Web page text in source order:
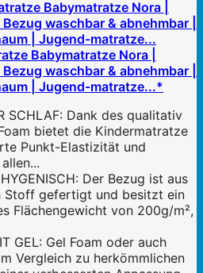
Babymatratze Nora |
waschbar & abnehmbar |
| Jugend-matratze...*
SCHLAF: Dank des qualitativ
bietet die Kindermatratze
Punkt-Elastizität und
HYGENISCH: Der Bezug ist aus
Stoff gefertigt und besitzt ein
Flächengewicht von 200g/m²,
GEL: Gel Foam oder auch
Vergleich zu herkömmlichen